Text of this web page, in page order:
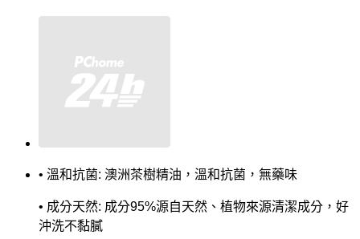
• 溫和抗菌: 澳洲茶樹精油，溫和抗菌，無藥味
• 成分天然: 成分95%源自天然、植物來源清潔成分，好
沖洗不黏膩